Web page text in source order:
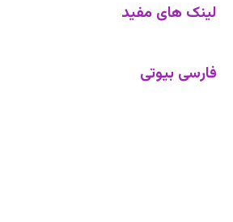
لینک های مفید
فارسی بیوتی